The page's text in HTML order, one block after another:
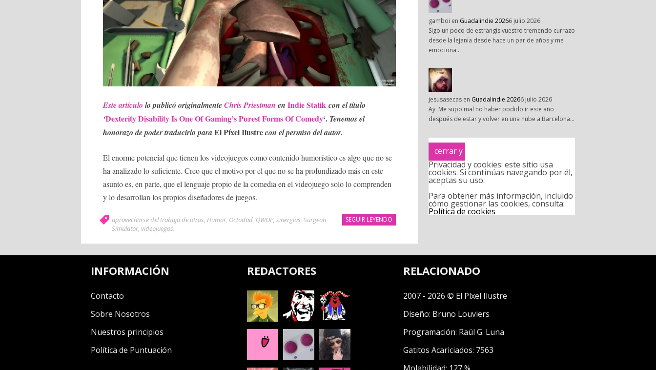
Este artículo lo publicó originalmenteChris Priestman en Indie Statik con el título
‘Dexterity Disability Is One Of Gaming’s Purest Forms Of Comedy‘. Tenemos el
honorazo de poder traducirlo paraEl Píxel Ilustrecon el permiso del autor.
El enorme potencial que tienen los videojuegos como contenido humorístico es algo que no se
ha analizado lo suficiente. Creo que el motivo por el que no se ha profundizado más en este
asunto es, en parte, que el lenguaje propio de la comedia en el videojuego solo lo comprenden
y lo desarrollan los propios diseñadores de juegos.
SEGUIR LEYENDO
aprovecharse del trabajo de otros, Humor, Octodad, QWOP, sinergias, Surgeon
Simulator, videojuegos.
gamboi en Guadalindie 20266 julio 2026
Sigo un poco de estrangis vuestro tremendo currazo
desde la lejanía desde hace un par de años y me
emociona…
jesusasecas en Guadalindie 20266 julio 2026
Ay. Me supo mal no haber podido ir este año
después de estar y volver en una nube a Barcelona…
Privacidad y cookies: este sitio usa
cookies. Si continúas navegando por él,
aceptas su uso.
Para obtener más información, incluido
cómo gestionar las cookies, consulta:
Política de cookies
INFORMACIÓN
Contacto
Sobre Nosotros
Nuestros principios
Política de Puntuación
REDACTORES RELACIONADO
2007 - 2026 © El Píxel Ilustre
Diseño: Bruno Louviers
Programación: Raúl G. Luna
Gatitos Acariciados: 7563